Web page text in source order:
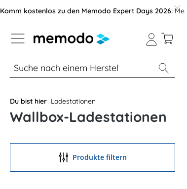
der B2B-Plattform springen
Komm kostenlos zu den Memodo Expert Days 2026:
% Sale Module Wechselrichter
Du bist hier Ladestationen
Wallbox-Ladestationen
Produkte filtern